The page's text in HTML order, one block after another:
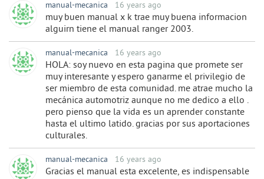
manual-mecanica 16 years ago
muy buen manual x k trae muy buena informacion
alguirn tiene el manual ranger 2003.
manual-mecanica 16 years ago
HOLA: soy nuevo en esta pagina que promete ser
muy interesante y espero ganarme el privilegio de
ser miembro de esta comunidad. me atrae mucho la
mecánica automotriz aunque no me dedico a ello .
pero pienso que la vida es un aprender constante
hasta el ultimo latido. gracias por sus aportaciones
culturales.
manual-mecanica 16 years ago
Gracias el manual esta excelente, es indispensable